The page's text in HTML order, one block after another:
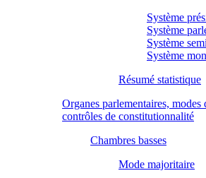
Système
Système
Système
Système
Résumé statistique
Organes parlementaires,
contrôles de constitutionnalité
Chambres basses
Mode majoritaire